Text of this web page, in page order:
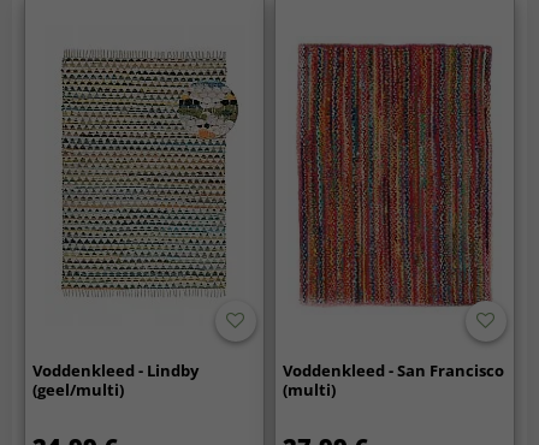
Voddenkleed - Lindby
(geel/multi)
Voddenkleed - San Francisco
(multi)